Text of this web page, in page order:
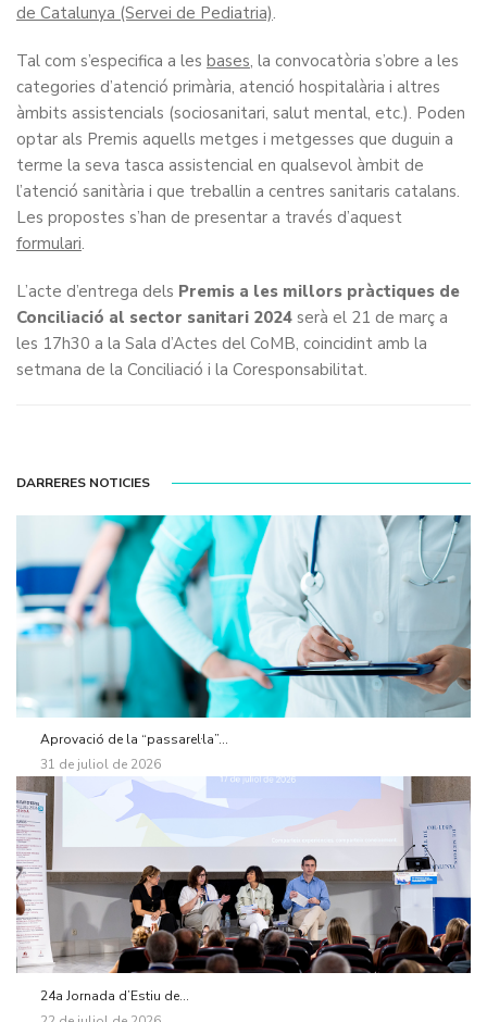
de Catalunya (Servei de Pediatria).
Tal com s’especifica a les bases, la convocatòria s’obre a les
categories d’atenció primària, atenció hospitalària i altres
àmbits assistencials (sociosanitari, salut mental, etc.). Poden
optar als Premis aquells metges i metgesses que duguin a
terme la seva tasca assistencial en qualsevol àmbit de
l’atenció sanitària i que treballin a centres sanitaris catalans.
Les propostes s’han de presentar a través d’aquest
formulari.
L’acte d’entrega dels Premis a les millors pràctiques de
Conciliació al sector sanitari 2024 serà el 21 de març a
les 17h30 a la Sala d’Actes del CoMB, coincidint amb la
setmana de la Conciliació i la Coresponsabilitat.
DARRERES NOTICIES
Aprovació de la “passarel·la”...
31 de juliol de 2026
24a Jornada d’Estiu de...